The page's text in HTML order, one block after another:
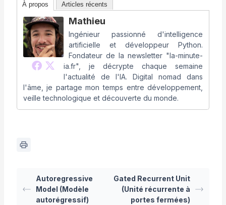
À propos Articles récents
Mathieu
Ingénieur passionné d'intelligence
artificielle et développeur Python.
Fondateur de la newsletter "la-minute-
ia.fr", je décrypte chaque semaine
l'actualité de l'IA. Digital nomad dans
l'âme, je partage mon temps entre développement,
veille technologique et découverte du monde.
Autoregressive
Model (Modèle
autorégressif)
Gated Recurrent Unit
(Unité récurrente à
portes fermées)